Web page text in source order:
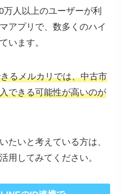
人以上のユーザーが利
アプリで、数多くのハイ
います。
るメルカリでは、中古市
できる可能性が高いのが
たいと考えている方は、
用してみてください。